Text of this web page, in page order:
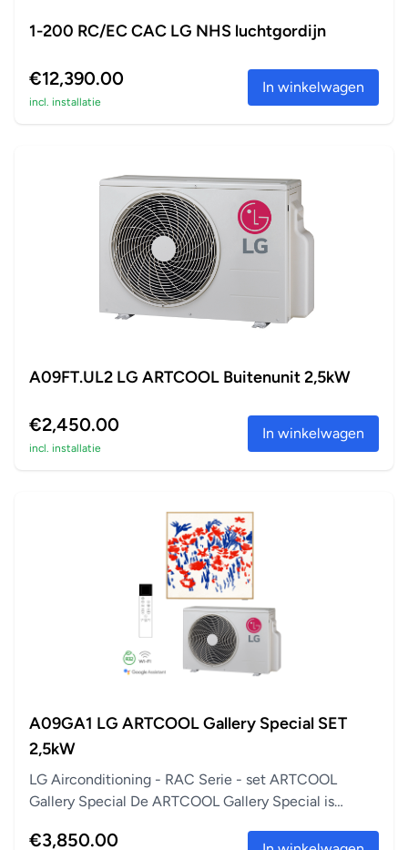
1-200 RC/EC CAC LG NHS luchtgordijn
€12,390.00
incl. installatie
In winkelwagen
A09FT.UL2 LG ARTCOOL Buitenunit 2,5kW
€2,450.00
incl. installatie
In winkelwagen
A09GA1 LG ARTCOOL Gallery Special SET
2,5kW
LG Airconditioning - RAC Serie - set ARTCOOL
Gallery Special De ARTCOOL Gallery Special is
€3,850.00